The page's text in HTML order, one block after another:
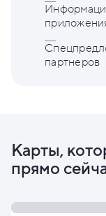
партнеров
Карты,
прямо